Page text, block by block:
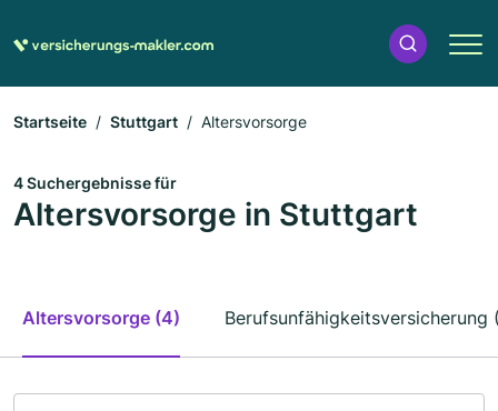
Startseite Stuttgart Altersvorsorge
4 Suchergebnisse für
Altersvorsorge in Stuttgart
Altersvorsorge (4) Berufsunfähigkeitsversicherung